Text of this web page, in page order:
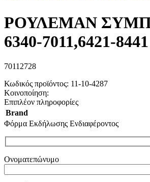
ΡΟΥΛΕΜΑΝ
6340-7011,6421-
70112728
Κωδικός προϊόντος: 11-10-4287
Κοινοποίηση:
Επιπλέον πληροφορίες
Brand
Φόρμα Εκδήλωσης Ενδιαφέροντος
Ονοματεπώνυμο